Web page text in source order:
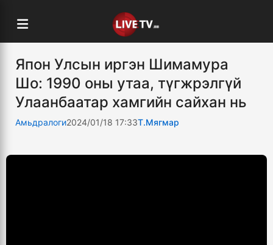
Япон Улсын иргэн Шимамура
Шо: 1990 оны утаа, түгжрэлгүй
Улаанбаатар хамгийн сайхан нь
Амьдралоги2024/01/18 17:33Т.Мягмар